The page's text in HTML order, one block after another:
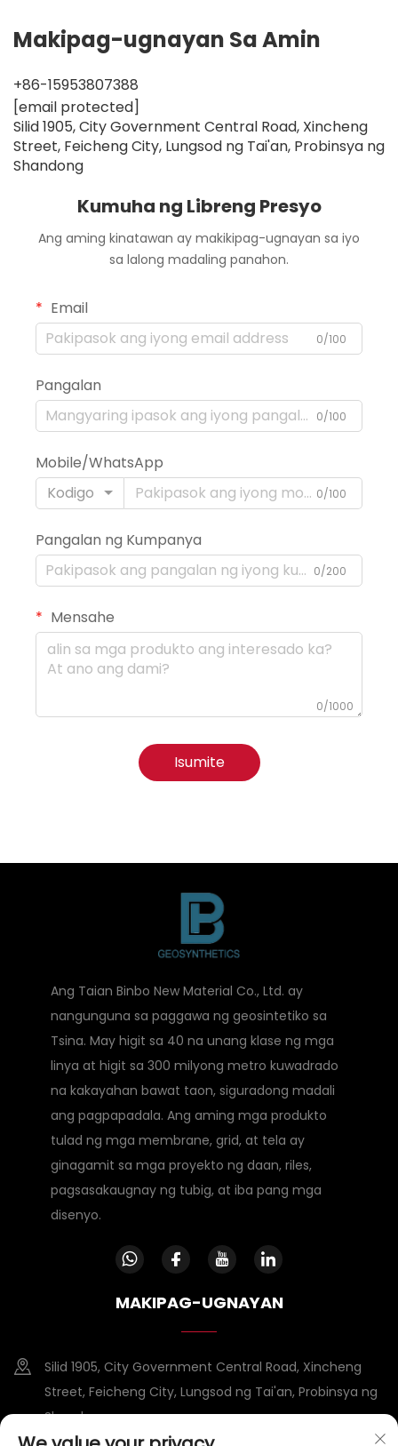
Makipag-ugnayan Sa Amin
+86-15953807388
[email protected]
Silid 1905, City Government Central Road, Xincheng
Street, Feicheng City, Lungsod ng Tai'an, Probinsya ng
Shandong
Kumuha ng Libreng Presyo
Ang aming kinatawan ay makikipag-ugnayan sa iyo
sa lalong madaling panahon.
Email
0/100
Pangalan
0/100
Mobile/WhatsApp
Kodigo
0/100
Pangalan ng Kumpanya
0/200
Mensahe
0/1000
Isumite
Ang Taian Binbo New Material Co., Ltd. ay
nangunguna sa paggawa ng geosintetiko sa
Tsina. May higit sa 40 na unang klase ng mga
linya at higit sa 300 milyong metro kuwadrado
na kakayahan bawat taon, siguradong madali
ang pagpapadala. Ang aming mga produkto
tulad ng mga membrane, grid, at tela ay
ginagamit sa mga proyekto ng daan, riles,
pagsasakaugnay ng tubig, at iba pang mga
disenyo.
MAKIPAG-UGNAYAN
Silid 1905, City Government Central Road, Xincheng
Street, Feicheng City, Lungsod ng Tai'an, Probinsya ng
Shandong